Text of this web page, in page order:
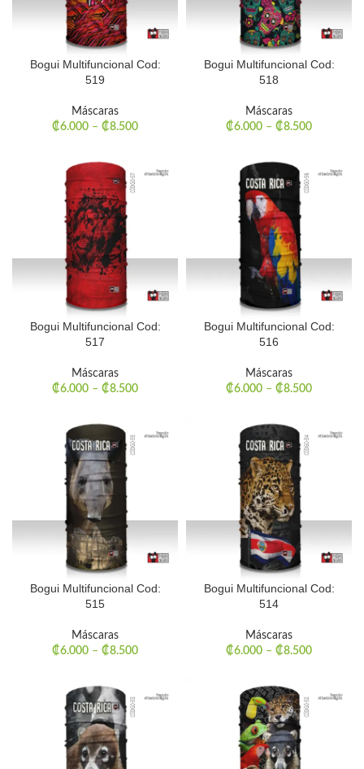
Bogui Multifuncional Cod:
519
Máscaras
₡6.000 – ₡8.500
Bogui Multifuncional Cod:
518
Máscaras
₡6.000 – ₡8.500
Bogui Multifuncional Cod:
517
Máscaras
₡6.000 – ₡8.500
Bogui Multifuncional Cod:
516
Máscaras
₡6.000 – ₡8.500
Bogui Multifuncional Cod:
515
Máscaras
₡6.000 – ₡8.500
Bogui Multifuncional Cod:
514
Máscaras
₡6.000 – ₡8.500